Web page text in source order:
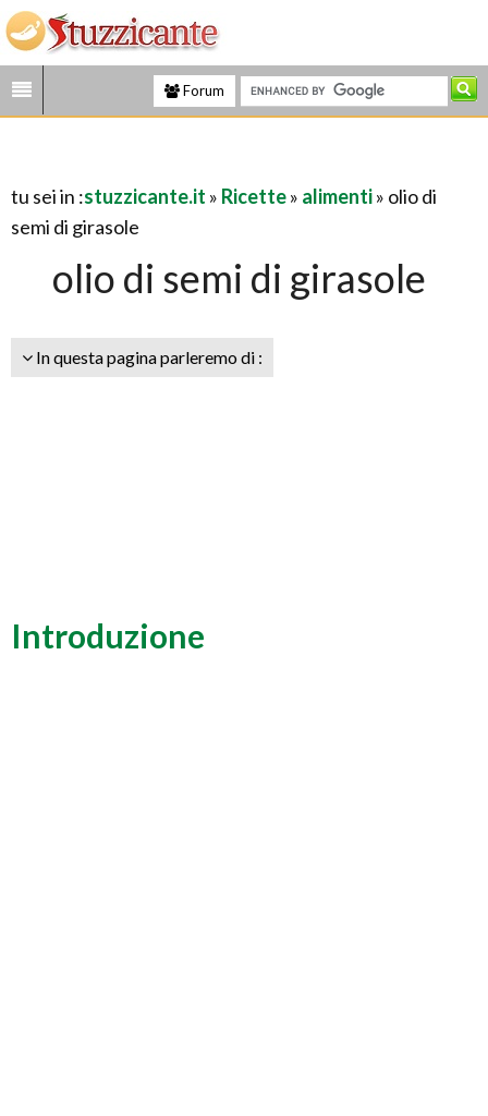
Forum
tu sei in :stuzzicante.it » Ricette» alimenti» olio di
semi di girasole
olio di semi di girasole
In questa pagina parleremo di :
Introduzione